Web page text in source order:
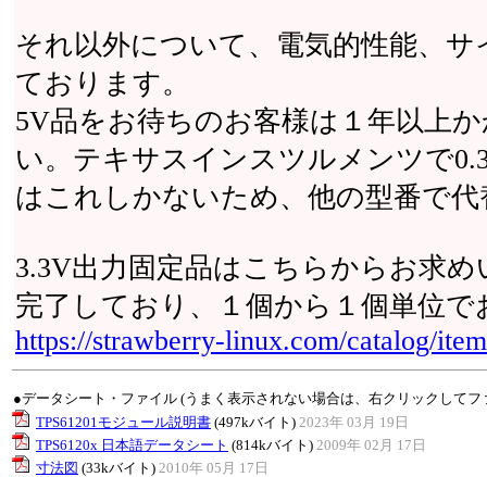
それ以外について、電気的性能、
ております。
5V品をお待ちのお客様は１年以上
い。テキサスインスツルメンツで
はこれしかないため、他の型番で
3.3V出力固定品はこちらからお求
完了しており、１個から１個単位
https://strawberry-linux.com/catalog/
●データシート・ファイル (うまく表示されない場合は、右クリックして
TPS61201モジュール説明書 (497kバイト) 2023年 03月 19日
TPS6120x 日本語データシート (814kバイト) 2009年 02月 17日
寸法図 (33kバイト) 2010年 05月 17日